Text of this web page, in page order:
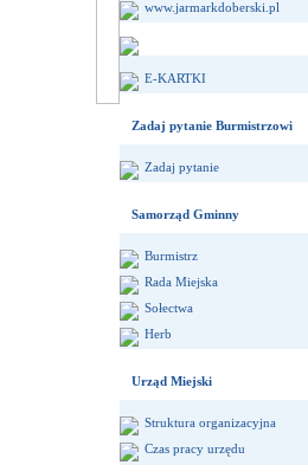
www.jarmarkdoberski.pl
E-KARTKI
Zadaj pytanie Burmistrzowi
Zadaj pytanie
Samorząd Gminny
Burmistrz
Rada Miejska
Sołectwa
Herb
Urząd Miejski
Struktura organizacyjna
Czas pracy urzędu